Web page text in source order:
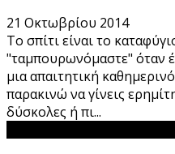
21 Οκτωβρίου 2014
Το σπίτι είναι το
"ταμπουρωνόμαστε" όταν
μια απαιτητική
παρακινώ να γίνεις
δύσκολες ή πι...